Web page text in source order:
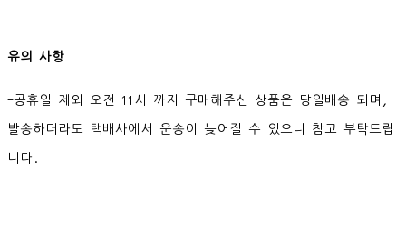
유의 사항
-공휴일 제외 오전 11시 까지 구매해주신 상품은 당일배송 되며,
발송하더라도 택배사에서 운송이 늦어질 수 있으니 참고 부탁드립
니다.